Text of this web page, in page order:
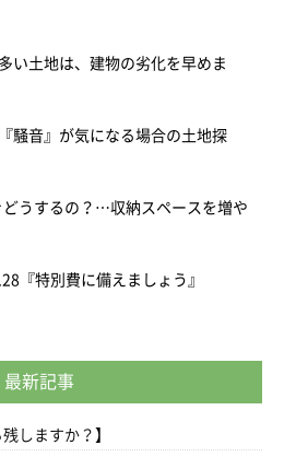
い土地は、建物の劣化を早めま
騒音』が気になる場合の土地探
どうするの？…収納スペースを増や
『特別費に備えましょう』
最新記事
しますか？】